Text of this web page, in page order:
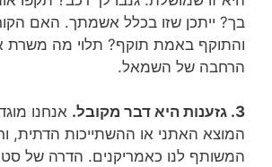
בך? ייתכן שזו בכלל אשמתך. האם
והתוקף באמת תוקף? תלוי מה משרת
הרחבה של השמאל.
3. גזענות היא דבר מקובל.
אנחנו
המוצא האתני או ההשתייכות הדתית,
המשותף לנו כאמריקנים. הדרה של